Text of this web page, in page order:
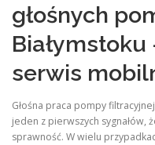
głośnych
serwis
Głośna praca pompy
jeden z pierwszych sygnałów,
sprawność. W wielu